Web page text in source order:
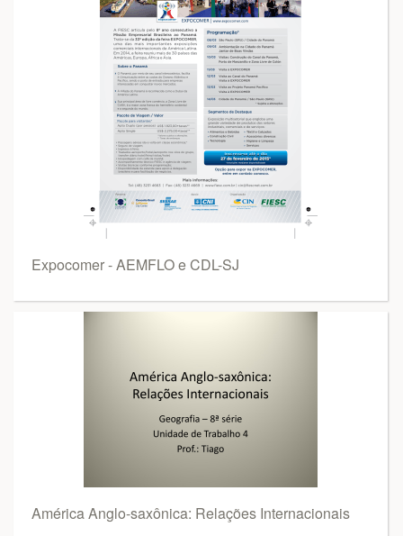
Expocomer - AEMFLO e CDL-SJ
América Anglo-saxônica: Relações Internacionais